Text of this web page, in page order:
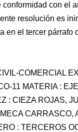
conformidad con el
resolución es
en el tercer párrafo
COMERCIAL
11 MATERIA :
: CIEZA ROJAS,
CARRASCO,
: TERCEROS